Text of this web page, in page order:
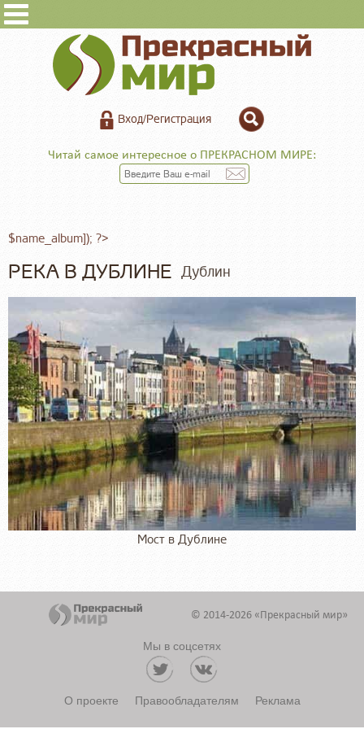
Вход/Регистрация
Читай самое интересное о ПРЕКРАСНОМ МИРЕ:
$name_album]); ?>
РЕКА В ДУБЛИНЕ Дублин
Мост в Дублине
© 2014-2026 «Прекрасный мир»
Мы в соцсетях
О проекте Правообладателям Реклама